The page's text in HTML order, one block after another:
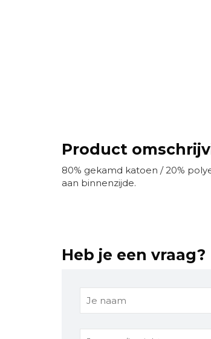
Product
80% gekamd katoen / 20%
aan binnenzijde.
Heb je een vraag?